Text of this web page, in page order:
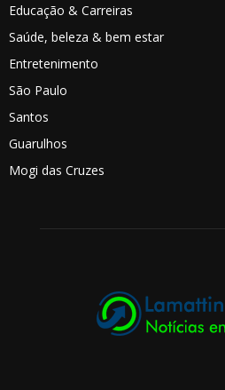
Educação & Carreiras
Saúde, beleza & bem estar
Entretenimento
São Paulo
Santos
Guarulhos
Mogi das Cruzes